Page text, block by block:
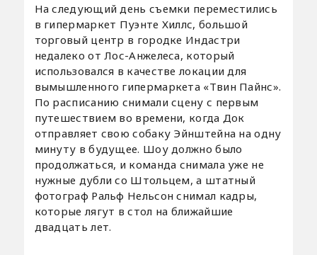
На следующий день съемки переместились
в гипермаркет Пуэнте Хиллс, большой
торговый центр в городке Индастри
недалеко от Лос-Анжелеса, который
использовался в качестве локации для
вымышленного гипермаркета «Твин Пайнс».
По расписанию снимали сцену с первым
путешествием во времени, когда Док
отправляет свою собаку Эйнштейна на одну
минуту в будущее. Шоу должно было
продолжаться, и команда снимала уже не
нужные дубли со Штольцем, а штатный
фотограф Ральф Нельсон снимал кадры,
которые лягут в стол на ближайшие
двадцать лет.